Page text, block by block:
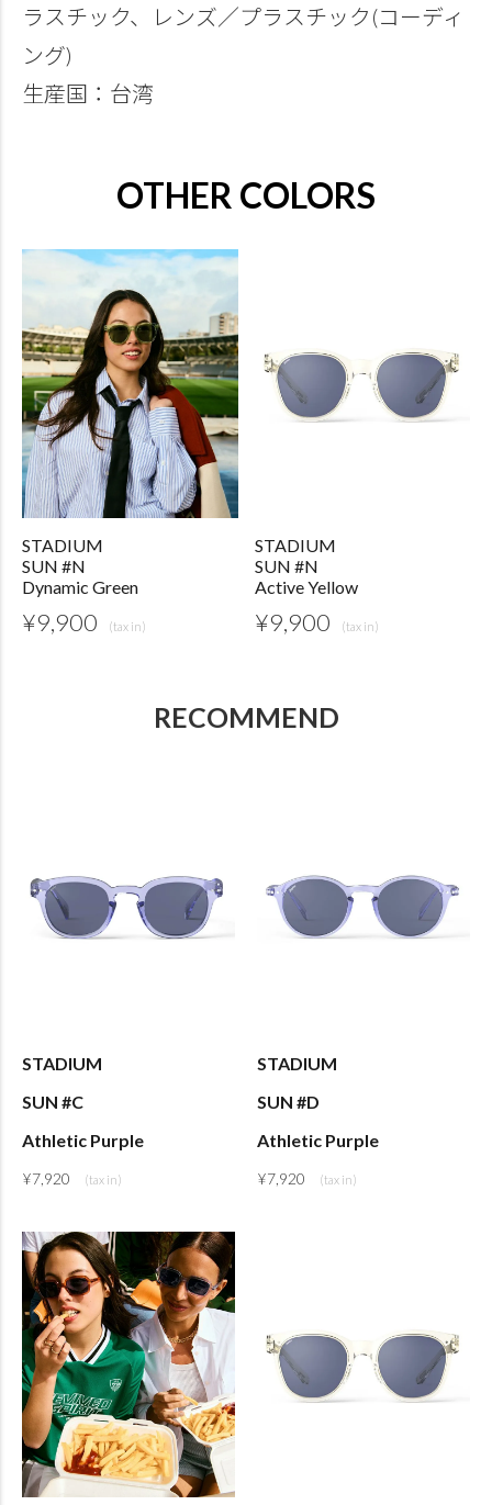
ラスチック、レンズ／プラスチック(コーディ
ング)
生産国：台湾
OTHER COLORS
STADIUM
SUN #N
Dynamic Green
¥9,900
STADIUM
SUN #N
Active Yellow
¥9,900
RECOMMEND
STADIUM
SUN #C
Athletic Purple
¥7,920
STADIUM
SUN #D
Athletic Purple
¥7,920